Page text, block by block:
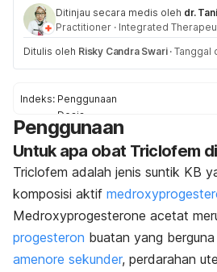
Ditinjau secara medis oleh dr.
Practitioner · Integrated
Ditulis oleh Risky Candra Swari · Tanggal
Indeks: Penggunaan
Dosis
Efek Samping
Peringatan & Pencegahan
Interaksi obat
Overdosis
Penggunaan
Untuk apa obat Triclofem
Triclofem adalah jenis suntik KB
komposisi aktif
Medroxyprogesterone acetat
progesteron buatan yang
amenore sekunder, perdarahan